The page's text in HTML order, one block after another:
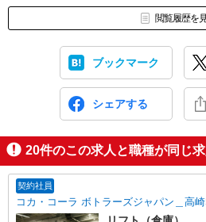
閲覧履歴を
ブックマーク
シェアする
20件のこの求人と職種が同じ求
契約社員
コカ・コーラ ボトラーズジャパン＿高崎